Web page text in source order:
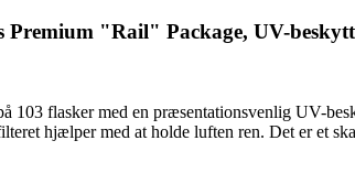
Premium "Rail" Package, UV-
103 flasker med en præsentationsvenlig UV-
hjælper med at holde luften ren. Det er et